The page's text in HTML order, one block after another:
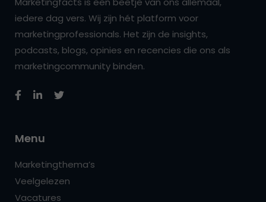
iedere dag vers. Wij zijn hét platform voor
marketingprofessionals. Het zijn de insights,
podcasts, blogs, opinies en recencies die ons als
marketingcommunity binden.
Menu
Marketingthema’s
Veelgelezen
Vacatures